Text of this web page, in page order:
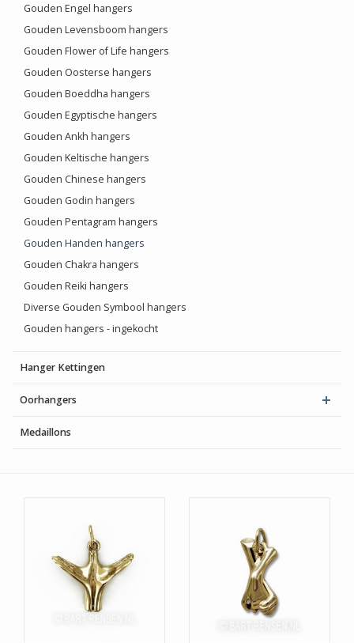
Gouden Engel hangers
Gouden Levensboom hangers
Gouden Flower of Life hangers
Gouden Oosterse hangers
Gouden Boeddha hangers
Gouden Egyptische hangers
Gouden Ankh hangers
Gouden Keltische hangers
Gouden Chinese hangers
Gouden Godin hangers
Gouden Pentagram hangers
Gouden Handen hangers
Gouden Chakra hangers
Gouden Reiki hangers
Diverse Gouden Symbool hangers
Gouden hangers - ingekocht
Hanger Kettingen
Oorhangers
Medaillons